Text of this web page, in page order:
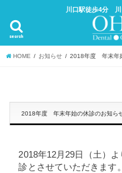
川口駅徒歩4分 川
search
HOME お知らせ 2018年度 年末年
2018年度 年末年始の休診のお知ら
2018年12月29日（土）
診とさせていただきます。